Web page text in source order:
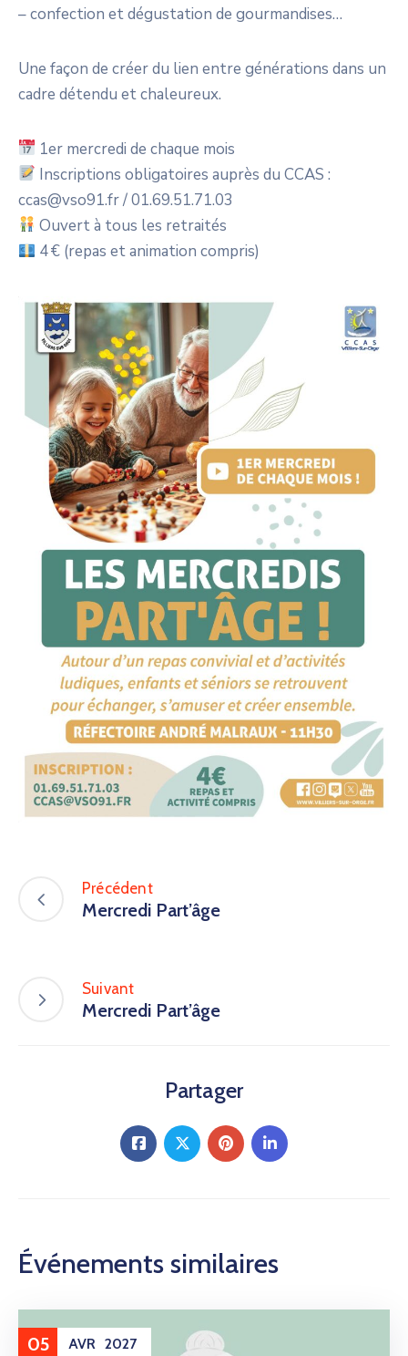
– confection et dégustation de gourmandises…
Une façon de créer du lien entre générations dans un
cadre détendu et chaleureux.
1er mercredi de chaque mois
Inscriptions obligatoires auprès du CCAS :
ccas@vso91.fr / 01.69.51.71.03
Ouvert à tous les retraités
4 € (repas et animation compris)
Précédent
Mercredi Part’âge
Suivant
Mercredi Part’âge
Partager
Événements similaires
05 AVR 2027